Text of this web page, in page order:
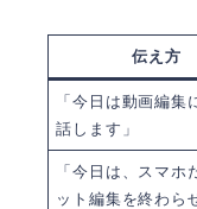
伝え方
「今日は動画編集
話します」
「今日は、スマホ
ット編集を終わら